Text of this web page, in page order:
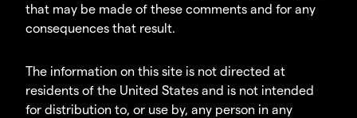
that may be made of these comments and for any
consequences that result.
The information on this site is not directed at
residents of the United States and is not intended
for distribution to, or use by, any person in any